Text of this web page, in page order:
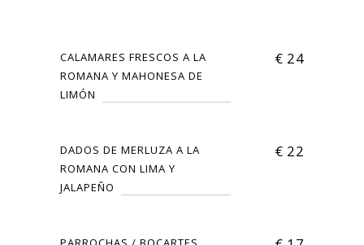
CALAMARES FRESCOS A LA
ROMANA Y MAHONESA DE
LIMÓN
€ 24
DADOS DE MERLUZA A LA
ROMANA CON LIMA Y
JALAPEÑO
€ 22